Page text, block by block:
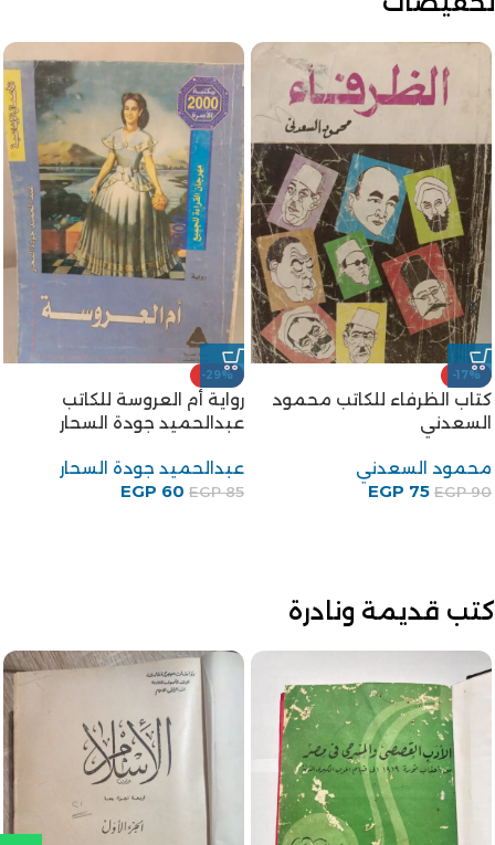
-17%
كتاب الظرفاء للكاتب محمود
السعدني
محمود السعدني
EGP90
EGP 75
-29%
رواية أم العروسة للكاتب
عبدالحميد جودة السحار
عبدالحميد جودة السحار
EGP85
EGP 60
كتب قديمة ونادرة